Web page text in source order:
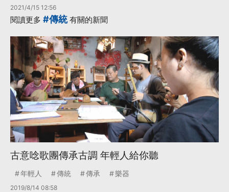
2021/4/15 12:56
閱讀更多 #傳統有關的新聞
古意唸歌團傳承古調 年輕人給你聽
年輕人 傳統 傳承 樂器
2019/8/14 08:58